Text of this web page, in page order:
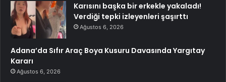
Karısını başka bir erkekle yakaladı!
Verdiği tepki izleyenleri şaşırttı
Ağustos 6, 2026
Adana’da Sıfır Araç Boya Kusuru Davasında Yargıtay
Kararı
Ağustos 6, 2026